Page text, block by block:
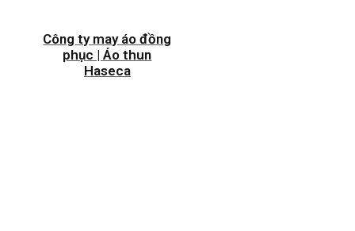
Công ty may áo đồng
phục | Áo thun
Haseca